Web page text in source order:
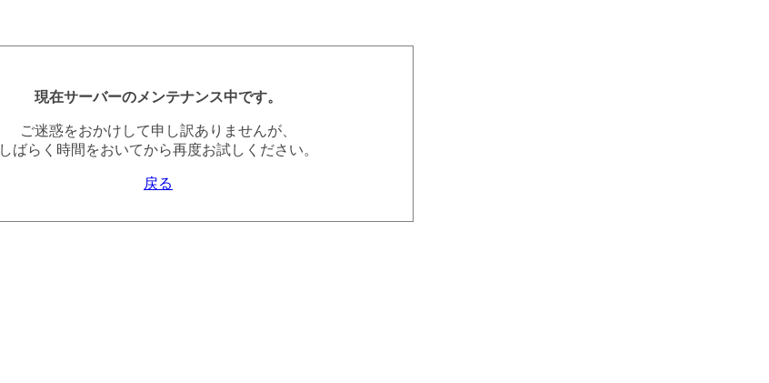
現在サーバーのメンテナンス中です。
ご迷惑をおかけして申し訳ありませんが、
しばらく時間をおいてから再度お試しください。
戻る